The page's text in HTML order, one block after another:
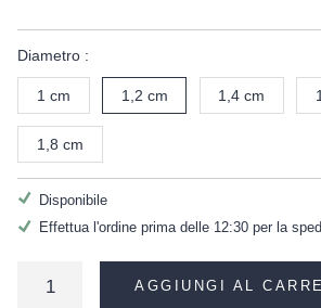
Diametro :
1 cm 1,2 cm 1,4 cm
1,8 cm
Disponibile
Effettua l'ordine prima delle 12:30 per la
AGGIUNGI AL